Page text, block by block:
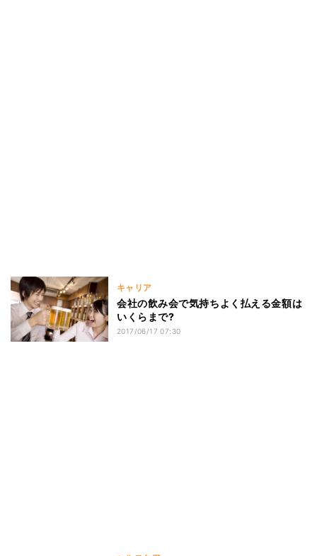
キャリア
会社の飲み会で気持ちよく払える金額は
いくらまで?
2017/06/17 07:30